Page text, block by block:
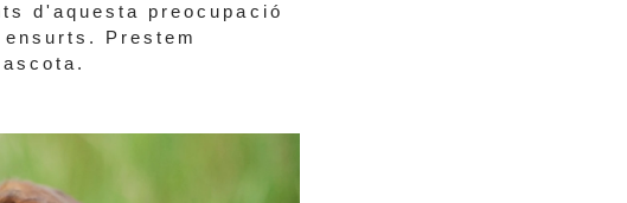
d'aquesta preocupació
Prestem